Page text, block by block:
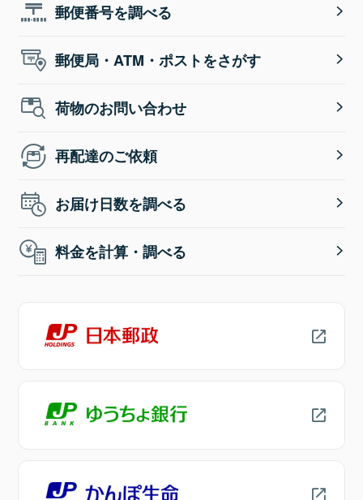
郵便番号を調べる
郵便局・ATM・ポストをさがす
荷物のお問い合わせ
再配達のご依頼
お届け日数を調べる
料金を計算・調べる